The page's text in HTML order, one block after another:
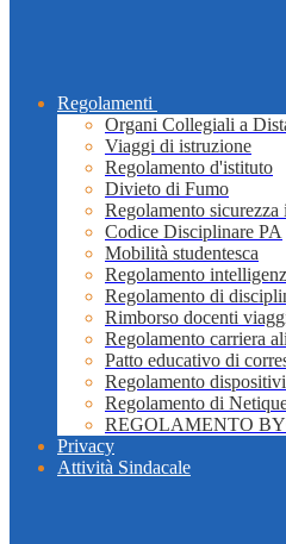
Regolamenti
Organi Collegiali a
Viaggi di istruzione
Regolamento d'istituto
Divieto di Fumo
Regolamento sicurezza
Codice Disciplinare PA
Mobilità studentesca
Regolamento
Regolamento di
Rimborso docenti
Regolamento carriera
Patto educativo di
Regolamento
Regolamento di
REGOLAMENTO
Privacy
Attività Sindacale